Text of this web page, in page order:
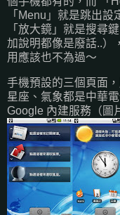
「Menu」就是跳出
「放大鏡」就是搜尋
加說明都像是廢話..）
用應該也不為過～
手機預設的三個頁面
星座、氣象都是中華
Google 內建服務（圖